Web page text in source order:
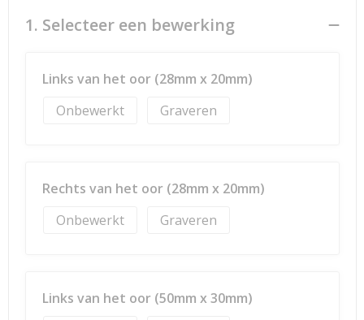
1. Selecteer een bewerking
Links van het oor (28mm x 20mm)
Onbewerkt
Graveren
Rechts van het oor (28mm x 20mm)
Onbewerkt
Graveren
Links van het oor (50mm x 30mm)